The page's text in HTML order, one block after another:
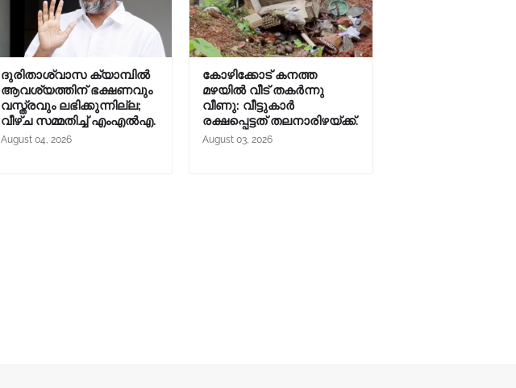
ദുരിതാശ്വാസ ക്യാമ്പിൽ
ആവശ്യത്തിന് ഭക്ഷണവും
വസ്ത്രവും ലഭിക്കുന്നില്ല;
വീഴ്ച സമ്മതിച്ച് എംഎൽഎ.
August 04, 2026
കോഴിക്കോട് കനത്ത
മഴയിൽ വീട് തകർന്നു
വീണു: വീട്ടുകാർ
രക്ഷപ്പെട്ടത് തലനാരിഴയ്ക്ക്.
August 03, 2026